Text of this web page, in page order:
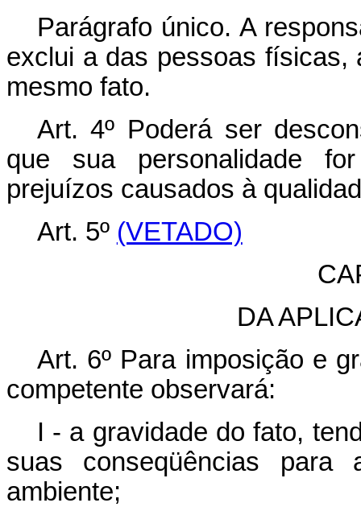
Parágrafo único. A
exclui a das pessoas físicas,
mesmo fato.
Art. 4º Poderá ser
que sua personalidade
prejuízos causados à
Art. 5º (VETADO)
DA
Art. 6º Para imposição e
competente observará:
I - a gravidade do fato,
suas conseqüências
ambiente;